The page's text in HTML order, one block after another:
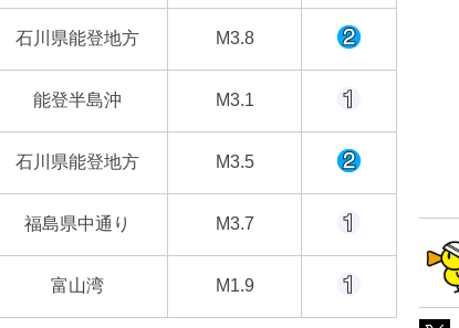
石川県能登地方 M3.8
能登半島沖 M3.1
石川県能登地方 M3.5
福島県中通り M3.7
富山湾 M1.9